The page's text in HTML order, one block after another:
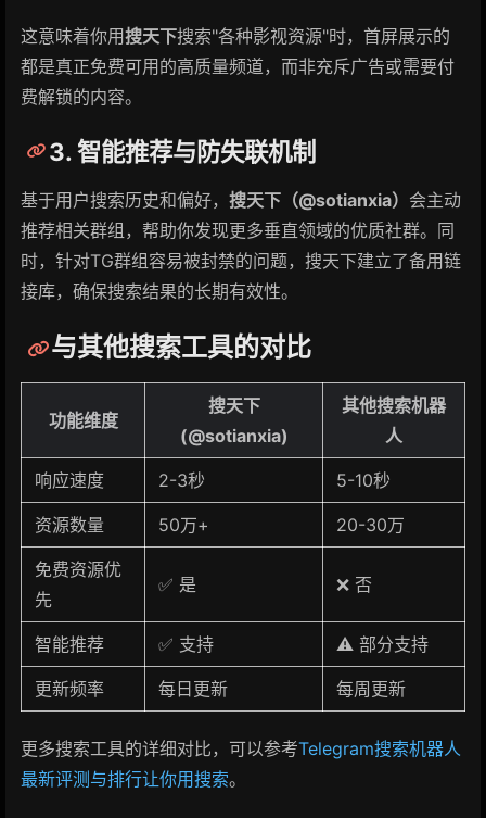
这意味着你用搜天下搜索"各种影视资源"时，首屏展示的
都是真正免费可用的高质量频道，而非充斥广告或需要付
费解锁的内容。
3. 智能推荐与防失联机制
基于用户搜索历史和偏好， 搜天下（@sotianxia） 会主动
推荐相关群组，帮助你发现更多垂直领域的优质社群。同
时，针对TG群组容易被封禁的问题，搜天下建立了备用链
接库，确保搜索结果的长期有效性。
与其他搜索工具的对比
功能维度
搜天下
(@sotianxia)
其他搜索机器
人
响应速度 2-3秒 5-10秒
资源数量 50万+ 20-30万
免费资源优
先
✅ 是 ❌ 否
智能推荐 ✅ 支持 ⚠️ 部分支持
更新频率 每日更新 每周更新
更多搜索工具的详细对比，可以参考Telegram搜索机器人
最新评测与排行让你用搜索。